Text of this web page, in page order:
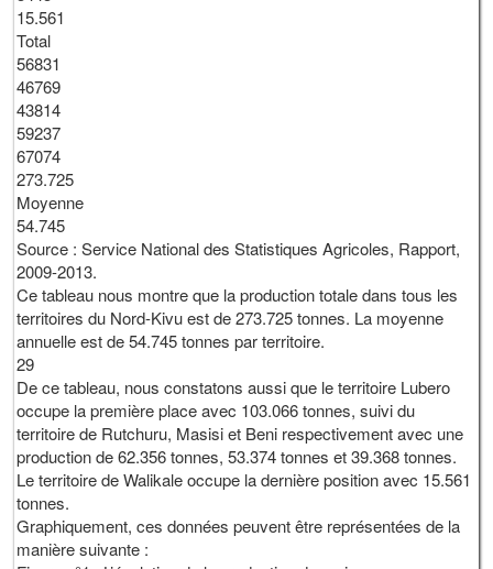
15.561
Total
56831
46769
43814
59237
67074
273.725
Moyenne
54.745
Source : Service National des Statistiques Agricoles, Rapport,
2009-2013.
Ce tableau nous montre que la production totale dans tous les
territoires du Nord-Kivu est de 273.725 tonnes. La moyenne
annuelle est de 54.745 tonnes par territoire.
29
De ce tableau, nous constatons aussi que le territoire Lubero
occupe la première place avec 103.066 tonnes, suivi du
territoire de Rutchuru, Masisi et Beni respectivement avec une
production de 62.356 tonnes, 53.374 tonnes et 39.368 tonnes.
Le territoire de Walikale occupe la dernière position avec 15.561
tonnes.
Graphiquement, ces données peuvent être représentées de la
manière suivante :